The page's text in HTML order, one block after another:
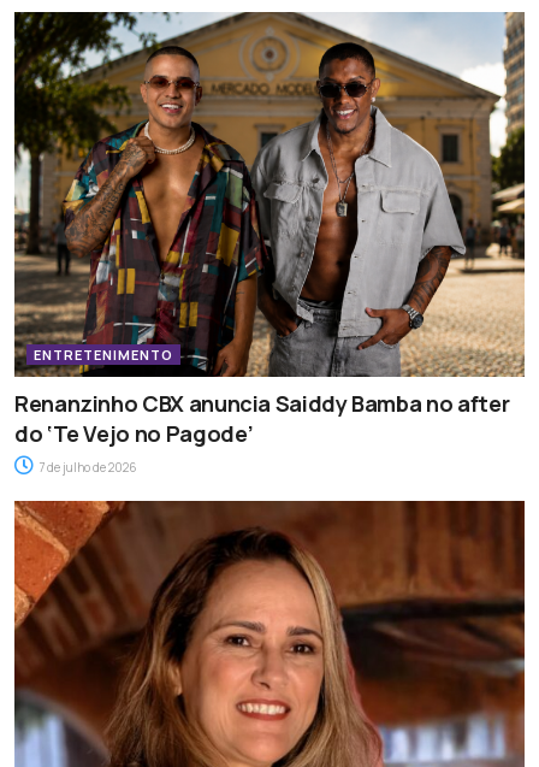
ENTRETENIMENTO
Renanzinho CBX anuncia Saiddy Bamba no after
do ‘Te Vejo no Pagode’
7 de julho de 2026